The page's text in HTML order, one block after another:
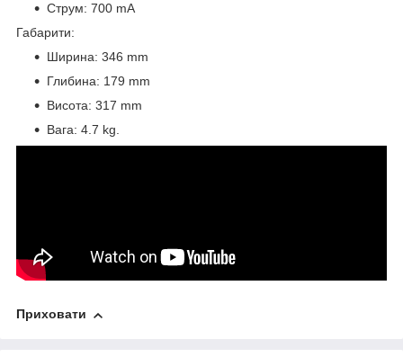
Струм: 700 mA
Габарити:
Ширина: 346 mm
Глибина: 179 mm
Висота: 317 mm
Вага: 4.7 kg.
Приховати